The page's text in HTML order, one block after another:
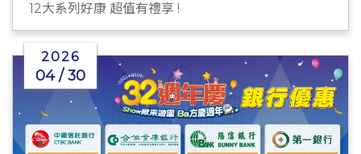
12大系列好康 超值有禮享 !
2026
04 / 30